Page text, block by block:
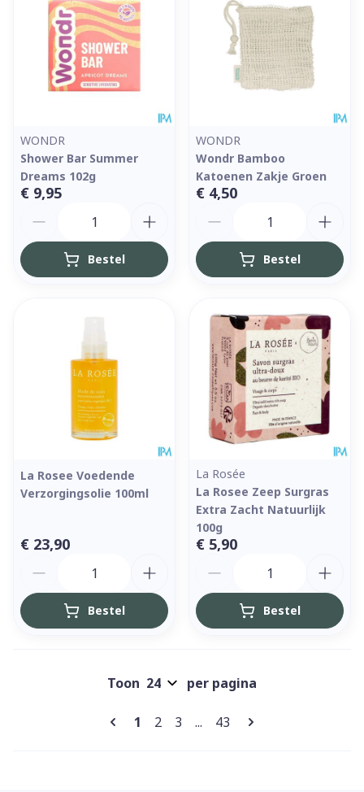
WONDR
Shower Bar Summer
Dreams 102g
€ 9,95
Bestel
WONDR
Wondr Bamboo
Katoenen Zakje Groen
€ 4,50
Bestel
La Rosee Voedende
Verzorgingsolie 100ml
€ 23,90
Bestel
La Rosée
La Rosee Zeep Surgras
Extra Zacht Natuurlijk
100g
€ 5,90
Bestel
Pagina's
U lees momenteel pagina
1 Pagina
2 Pagina
3 ... Pagina
43
Toon per pagina